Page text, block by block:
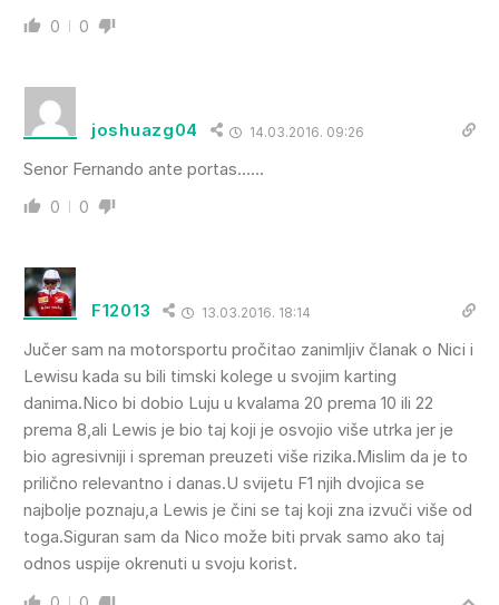
0 0
joshuazg04 14.03.2016. 09:26
Senor Fernando ante portas……
0 0
F12013 13.03.2016. 18:14
Jučer sam na motorsportu pročitao zanimljiv članak o Nici i
Lewisu kada su bili timski kolege u svojim karting
danima.Nico bi dobio Luju u kvalama 20 prema 10 ili 22
prema 8,ali Lewis je bio taj koji je osvojio više utrka jer je
bio agresivniji i spreman preuzeti više rizika.Mislim da je to
prilično relevantno i danas.U svijetu F1 njih dvojica se
najbolje poznaju,a Lewis je čini se taj koji zna izvuči više od
toga.Siguran sam da Nico može biti prvak samo ako taj
odnos uspije okrenuti u svoju korist.